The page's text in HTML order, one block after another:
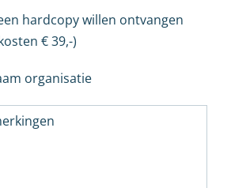
hardcopy willen ontvangen
€ 39,-)
organisatie